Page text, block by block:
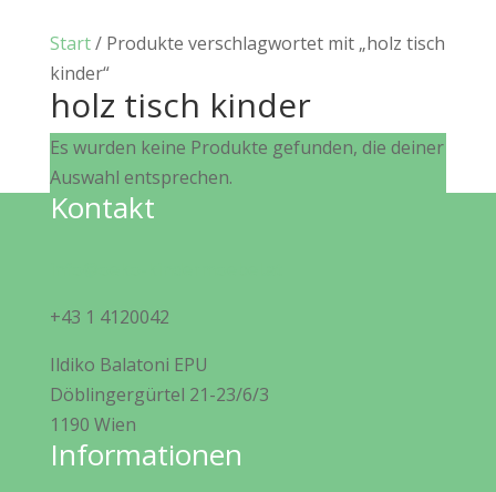
Start/ Produkte verschlagwortet mit „holz tisch
kinder“
holz tisch kinder
Es wurden keine Produkte gefunden, die deiner
Auswahl entsprechen.
Kontakt
+43 1 4120042
Ildiko Balatoni EPU
Döblingergürtel 21-23/6/3
1190 Wien
Informationen